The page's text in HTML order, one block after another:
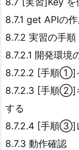
8.7.1 get APIの
8.7.2 実習の手順
8.7.2.1 開発環境
8.7.2.2 [手順①]
8.7.2.3 [手順②]
する
8.7.2.4 [手順③]
8.7.3 動作確認